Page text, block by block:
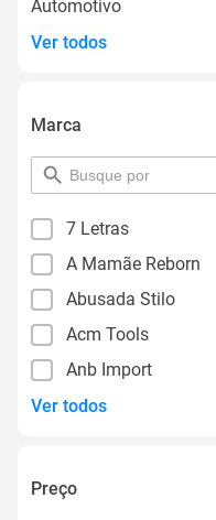
Automotivo
Ver todos
Marca
pesquisar
por
7 Letras
A Mamãe Reborn
Abusada Stilo
Acm Tools
Anb Import
Ver todos
Preço